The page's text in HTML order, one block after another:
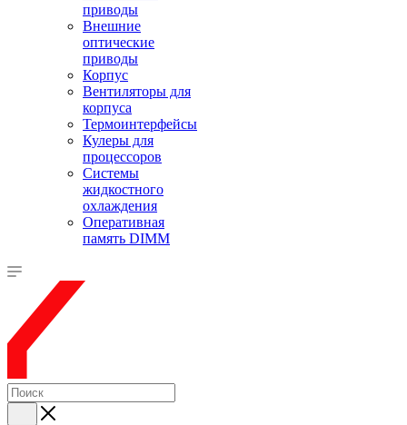
приводы
Внешние
оптические
приводы
Корпус
Вентиляторы для
корпуса
Термоинтерфейсы
Кулеры для
процессоров
Системы
жидкостного
охлаждения
Оперативная
память DIMM